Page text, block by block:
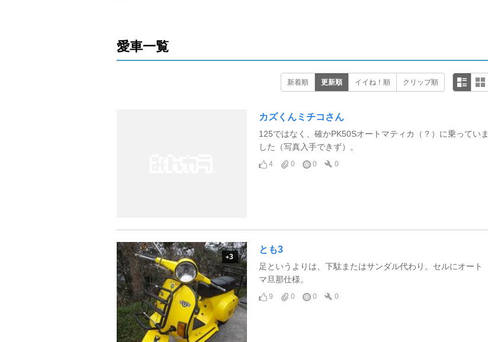
愛車一覧
新着順 更新順 イイね！順 クリップ順
カズくんミチコさん
125ではなく、確かPK50Sオートマティカ（？）に乗っていま
した（写真入手できず）。
4 0 0 0
+3
とも3
足というよりは、下駄またはサンダル代わり。セルにオート
マ旦那仕様。
9 0 0 0